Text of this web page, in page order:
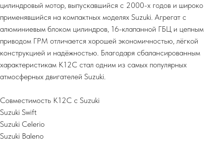
цилиндровый мотор, выпускавшийся с 2000-х годов и широко
применявшийся на компактных моделях Suzuki. Агрегат с
алюминиевым блоком цилиндров, 16-клапанной ГБЦ и цепным
приводом ГРМ отличается хорошей экономичностью, лёгкой
конструкцией и надёжностью. Благодаря сбалансированным
характеристикам K12C стал одним из самых популярных
атмосферных двигателей Suzuki.
Совместимость K12C с Suzuki
Suzuki Swift
Suzuki Celerio
Suzuki Baleno